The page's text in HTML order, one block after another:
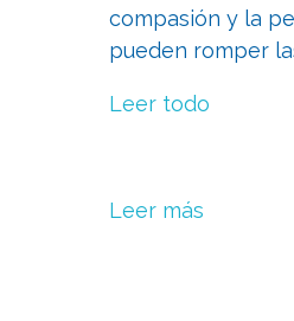
compasión y la
pueden romper
Leer todo
Leer más